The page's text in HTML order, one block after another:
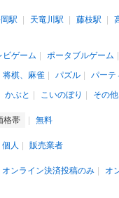
駅 天竜川駅 藤枝駅
ビゲーム ポータブルゲーム
将棋、麻雀 パズル パーテ
かぶと こいのぼり その他
格帯 無料
個人 販売業者
オンライン決済投稿のみ オ